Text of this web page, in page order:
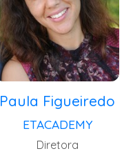
Paula Figueiredo
ETACADEMY
Diretora